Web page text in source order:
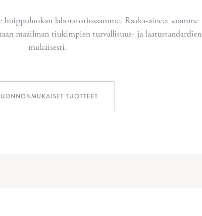
laboratoriossamme. Raaka-aineet saamme
maailman tiukimpien turvallisuus- ja laatustandardien
mukaisesti.
TUOTTEET